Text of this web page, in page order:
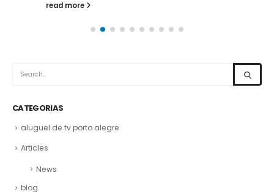
read more
CATEGORIAS
aluguel de tv porto alegre
Articles
News
blog